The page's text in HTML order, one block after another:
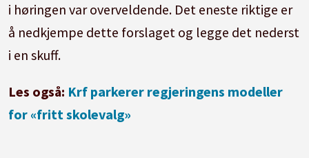
i høringen var overveldende. Det eneste riktige er
å nedkjempe dette forslaget og legge det nederst
i en skuff.
Les også: Krf parkerer regjeringens modeller
for «fritt skolevalg»